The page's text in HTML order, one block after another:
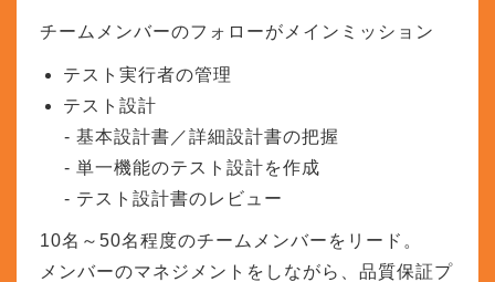
チームメンバーのフォローがメインミッション
テスト実行者の管理
テスト設計
基本設計書／詳細設計書の把握
単一機能のテスト設計を作成
テスト設計書のレビュー
10名～50名程度のチームメンバーをリード。
メンバーのマネジメントをしながら、品質保証プ